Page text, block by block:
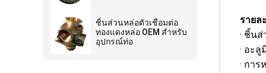
ชิ้นส่วนหล่อตัวเชื่อมต่อ
ทองแดงหล่อ OEM สำหรับ
อุปกรณ์ท่อ
รายล
· ชิ้น
· อะลู
· กา